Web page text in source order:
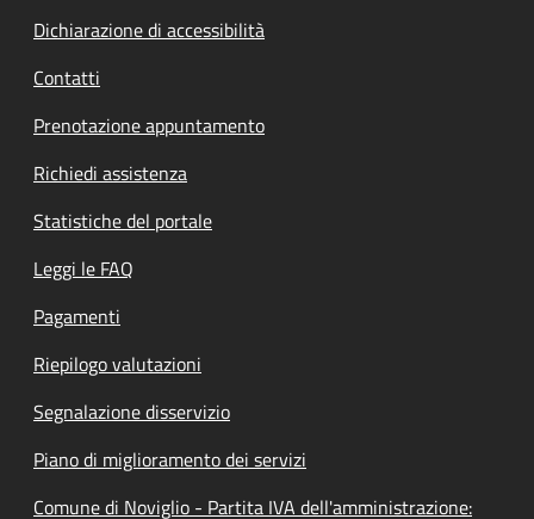
Dichiarazione di accessibilità
Contatti
Prenotazione appuntamento
Richiedi assistenza
Statistiche del portale
Leggi le FAQ
Pagamenti
Riepilogo valutazioni
Segnalazione disservizio
Piano di miglioramento dei servizi
Comune di Noviglio - Partita IVA dell'amministrazione: